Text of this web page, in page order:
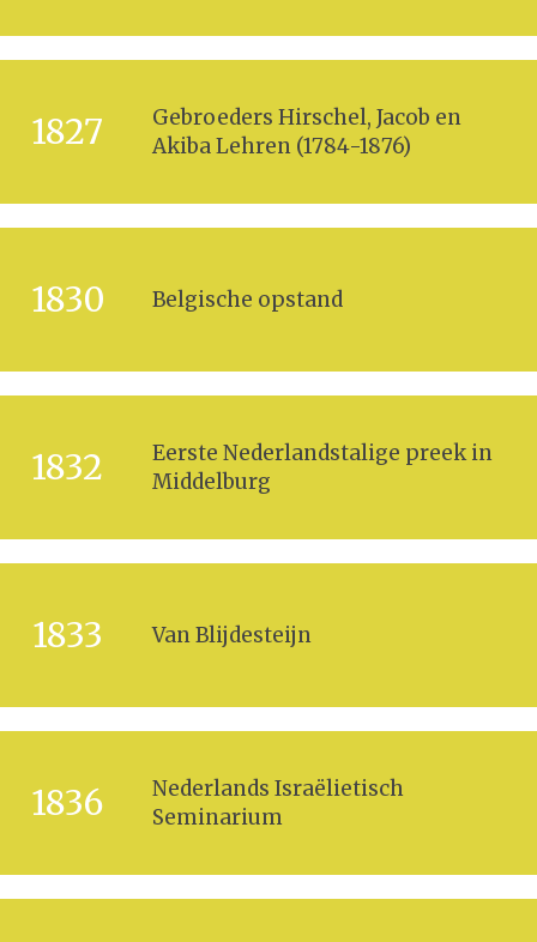
1827
Gebroeders Hirschel, Jacob en
Akiba Lehren (1784-1876)
1830 Belgische opstand
1832
Eerste Nederlandstalige preek in
Middelburg
1833 Van Blijdesteijn
1836
Nederlands Israëlietisch
Seminarium